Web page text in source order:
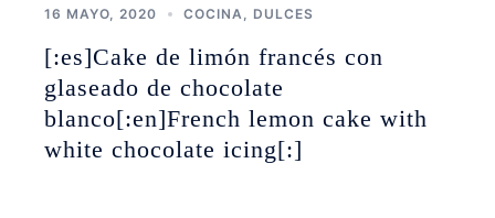
16 MAYO, 2020 COCINA DULCES
[:es]Cake de limón francés con
glaseado de chocolate
blanco[:en]French lemon cake with
white chocolate icing[:]